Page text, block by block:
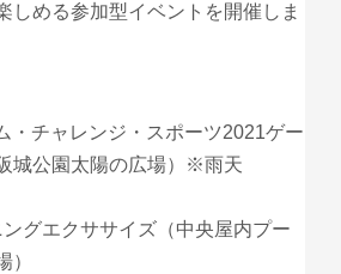
しめる参加型イベントを開催しま
・チャレンジ・スポーツ2021ゲー
城公園太陽の広場）※雨天
グエクササイズ（中央屋内プー
）